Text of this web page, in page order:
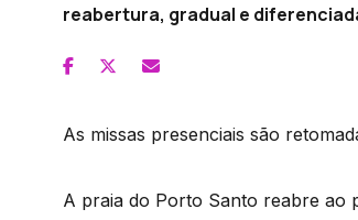
reabertura, gradual e
As missas presenciais são
A praia do Porto Santo reabre ao